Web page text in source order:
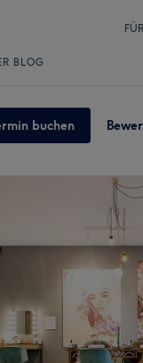
BLOG
buchen